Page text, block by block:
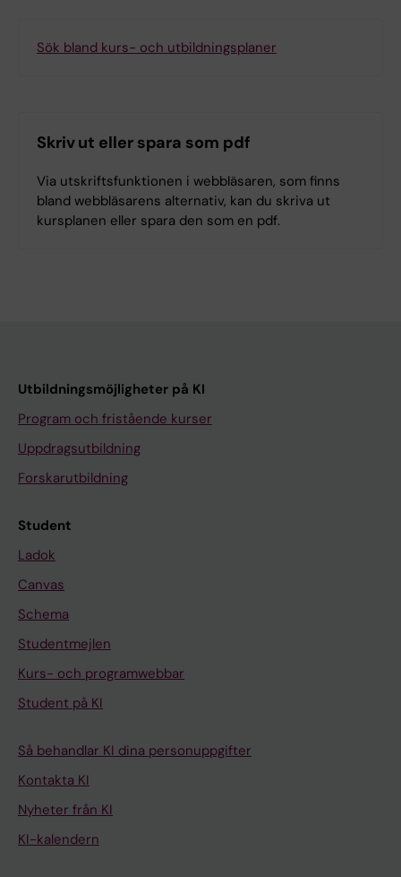
Sök bland kurs- och utbildningsplaner
Skriv ut eller spara som pdf
Via utskriftsfunktionen i webbläsaren, som finns
bland webbläsarens alternativ, kan du skriva ut
kursplanen eller spara den som en pdf.
Utbildningsmöjligheter på KI
Program och fristående kurser
Uppdragsutbildning
Forskarutbildning
Student
Ladok
Canvas
Schema
Studentmejlen
Kurs- och programwebbar
Student på KI
Så behandlar KI dina personuppgifter
Kontakta KI
Nyheter från KI
KI-kalendern